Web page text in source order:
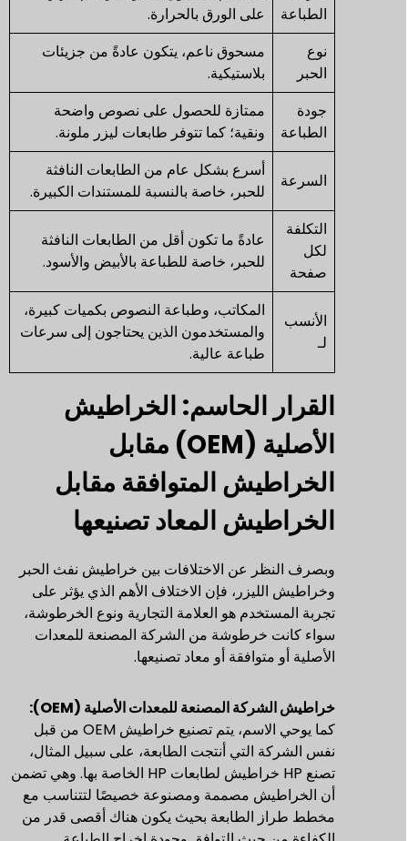
الطباعة
على الورق بالحرارة.
نوع
الحبر
مسحوق ناعم، يتكون عادةً من جزيئات
بلاستيكية.
جودة
الطباعة
ممتازة للحصول على نصوص واضحة
ونقية؛ كما تتوفر طابعات ليزر ملونة.
السرعة
أسرع بشكل عام من الطابعات النافثة
للحبر، خاصة بالنسبة للمستندات الكبيرة.
التكلفة
لكل
صفحة
عادةً ما تكون أقل من الطابعات النافثة
للحبر، خاصة للطباعة بالأبيض والأسود.
الأنسب
لـ
المكاتب، وطباعة النصوص بكميات كبيرة،
والمستخدمون الذين يحتاجون إلى سرعات
طباعة عالية.
القرار الحاسم: الخراطيش
الأصلية (OEM) مقابل
الخراطيش المتوافقة مقابل
الخراطيش المعاد تصنيعها
وبصرف النظر عن الاختلافات بين خراطيش نفث الحبر
وخراطيش الليزر، فإن الاختلاف الأهم الذي يؤثر على
تجربة المستخدم هو العلامة التجارية ونوع الخرطوشة،
سواء كانت خرطوشة من الشركة المصنعة للمعدات
الأصلية أو متوافقة أو معاد تصنيعها.
خراطيش الشركة المصنعة للمعدات الأصلية (OEM):
كما يوحي الاسم، يتم تصنيع خراطيش OEM من قبل
نفس الشركة التي أنتجت الطابعة، على سبيل المثال،
تصنع HP خراطيش لطابعات HP الخاصة بها. وهي تضمن
أن الخراطيش مصممة ومصنوعة خصيصًا لتتناسب مع
مخطط طراز الطابعة بحيث يكون هناك أقصى قدر من